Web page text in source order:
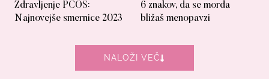
Zdravljenje PCOS:
Najnovejše smernice 2023
6 znakov, da se morda
bližaš menopavzi
NALOŽI VEČ